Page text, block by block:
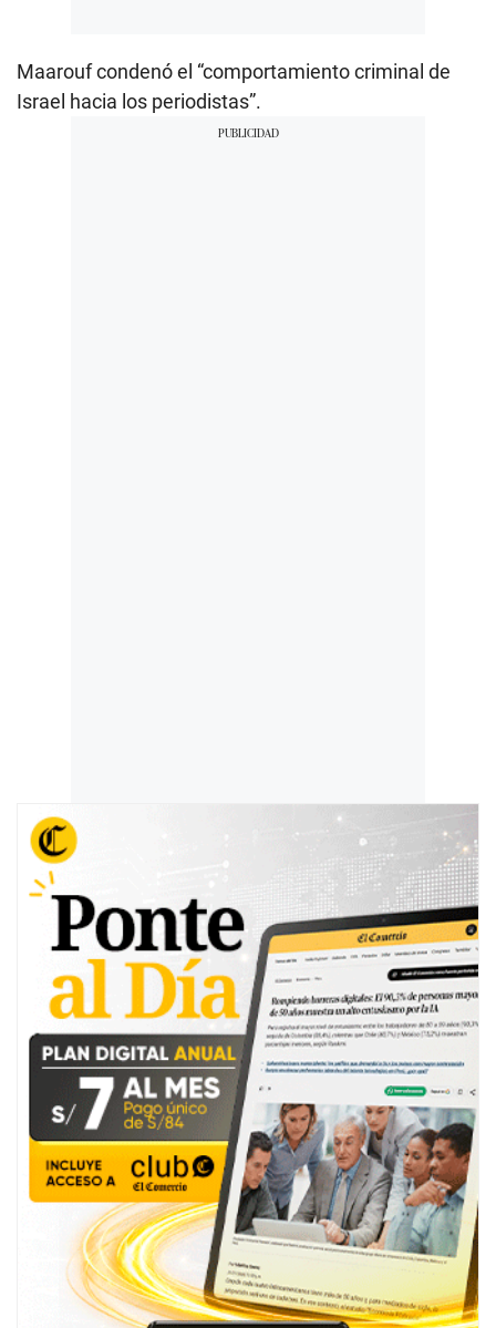
Maarouf condenó el “comportamiento criminal de
Israel hacia los periodistas”.